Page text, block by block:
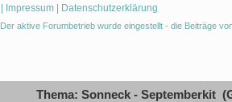
| Impressum | Datenschutzerklärung
Der aktive Forumbetrieb wurde eingestellt - die Beiträge
Thema: Sonneck - Septemberkit